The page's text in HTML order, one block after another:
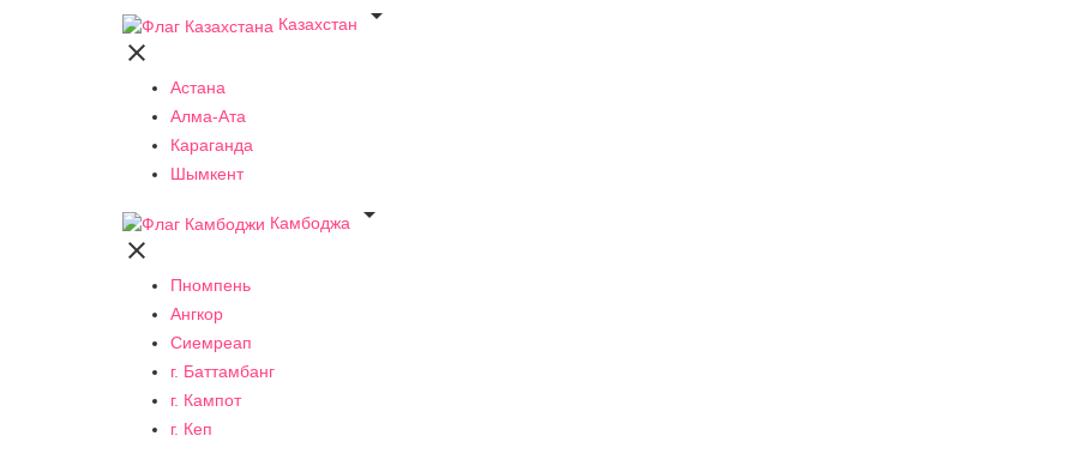
Казахстан


Астана
Алма-Ата
Караганда
Шымкент
Камбоджа


Пномпень
Ангкор
Сиемреап
г. Баттамбанг
г. Кампот
г. Кеп